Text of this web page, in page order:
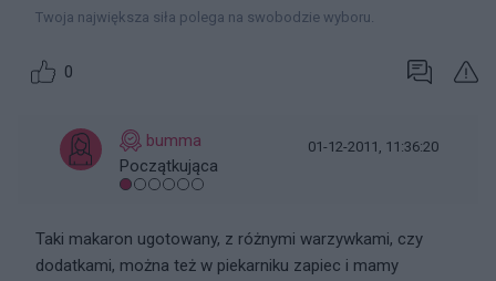
Twoja największa siła polega na swobodzie wyboru.
0
bumma
Początkująca
01-12-2011, 11:36:20
Taki makaron ugotowany, z różnymi warzywkami, czy
dodatkami, można też w piekarniku zapiec i mamy